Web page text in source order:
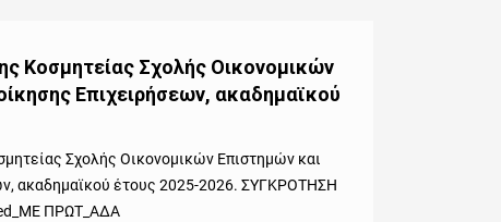
Κοσμητείας Σχολής Οικονομικών
Επιχειρήσεων, ακαδημαϊκού
Σχολής Οικονομικών Επιστημών και
ακαδημαϊκού έτους 2025-2026. ΣΥΓΚΡΟΤΗΣΗ
ΠΡΩΤ_ΑΔΑ